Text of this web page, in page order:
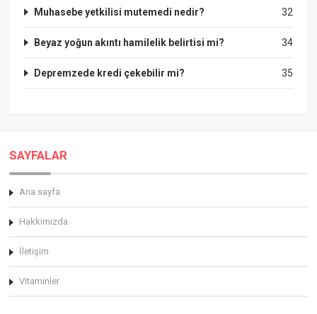
32
Muhasebe yetkilisi mutemedi nedir?
34
Beyaz yoğun akıntı hamilelik belirtisi mi?
35
Depremzede kredi çekebilir mi?
SAYFALAR
Ana sayfa
Hakkimizda
İletişim
Vitaminler